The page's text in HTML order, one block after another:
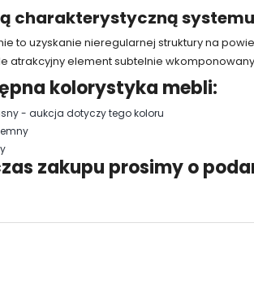
charakterystyczną
to uzyskanie nieregularnej struktury na
atrakcyjny element subtelnie
kolorystyka mebli:
- aukcja dotyczy tego koloru
zakupu prosimy o